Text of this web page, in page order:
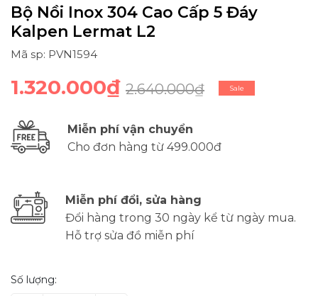
Bộ Nồi Inox 304 Cao Cấp 5 Đáy
Kalpen Lermat L2
Mã sp: PVN1594
1.320.000₫ 2.640.000₫ Sale
Miễn phí vận chuyển
Cho đơn hàng từ 499.000đ
Miễn phí đổi, sửa hàng
Đổi hàng trong 30 ngày kể từ ngày mua.
Hỗ trợ sửa đồ miễn phí
Số lượng: